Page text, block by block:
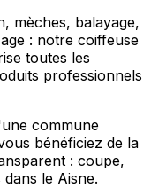
mèches, balayage,
: notre coiffeuse
toutes les
professionnels
commune
bénéficiez de la
: coupe,
le Aisne.